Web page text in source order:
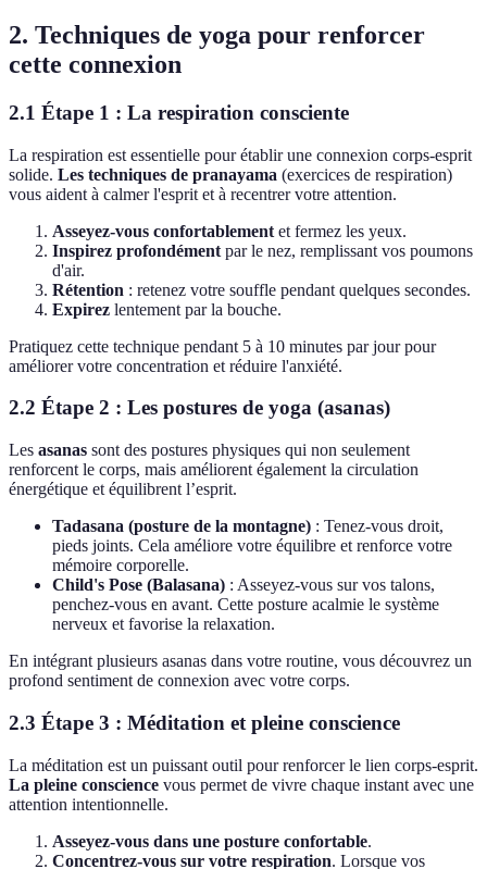
2. Techniques de yoga pour renforcer
cette connexion
2.1 Étape 1 : La respiration consciente
La respiration est essentielle pour établir une connexion corps-esprit
solide. Les techniques de pranayama (exercices de respiration)
vous aident à calmer l'esprit et à recentrer votre attention.
Asseyez-vous confortablement et fermez les yeux.
Inspirez profondément par le nez, remplissant vos poumons
d'air.
Rétention : retenez votre souffle pendant quelques secondes.
Expirez lentement par la bouche.
Pratiquez cette technique pendant 5 à 10 minutes par jour pour
améliorer votre concentration et réduire l'anxiété.
2.2 Étape 2 : Les postures de yoga (asanas)
Les asanas sont des postures physiques qui non seulement
renforcent le corps, mais améliorent également la circulation
énergétique et équilibrent l’esprit.
Tadasana (posture de la montagne) : Tenez-vous droit,
pieds joints. Cela améliore votre équilibre et renforce votre
mémoire corporelle.
Child's Pose (Balasana) : Asseyez-vous sur vos talons,
penchez-vous en avant. Cette posture acalmie le système
nerveux et favorise la relaxation.
En intégrant plusieurs asanas dans votre routine, vous découvrez un
profond sentiment de connexion avec votre corps.
2.3 Étape 3 : Méditation et pleine conscience
La méditation est un puissant outil pour renforcer le lien corps-esprit.
La pleine conscience vous permet de vivre chaque instant avec une
attention intentionnelle.
Asseyez-vous dans une posture confortable.
Concentrez-vous sur votre respiration. Lorsque vos